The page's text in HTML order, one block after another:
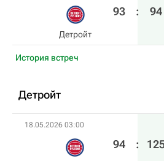
Детройт
93 : 94
История встреч
Детройт
18.05.2026 03:00
94 :